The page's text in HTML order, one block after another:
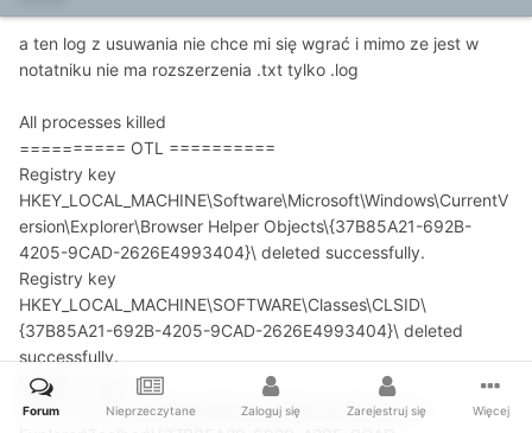
a ten log z usuwania nie chce mi się wgrać i mimo ze jest w
notatniku nie ma rozszerzenia .txt tylko .log
All processes killed
========== OTL ==========
Registry key
HKEY_LOCAL_MACHINE\Software\Microsoft\Windows\CurrentV
ersion\Explorer\Browser Helper Objects\{37B85A21-692B-
4205-9CAD-2626E4993404}\ deleted successfully.
Registry key
HKEY_LOCAL_MACHINE\SOFTWARE\Classes\CLSID\
{37B85A21-692B-4205-9CAD-2626E4993404}\ deleted
successfully.
Registry value
HKEY_LOCAL_MACHINE\Software\Microsoft\Internet
Forum Nieprzeczytane Zaloguj się Zarejestruj się Więcej